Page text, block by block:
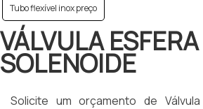
Tubo flexível inox preço
VÁLVULA ESFERA
SOLENOIDE
Solicite um orçamento de